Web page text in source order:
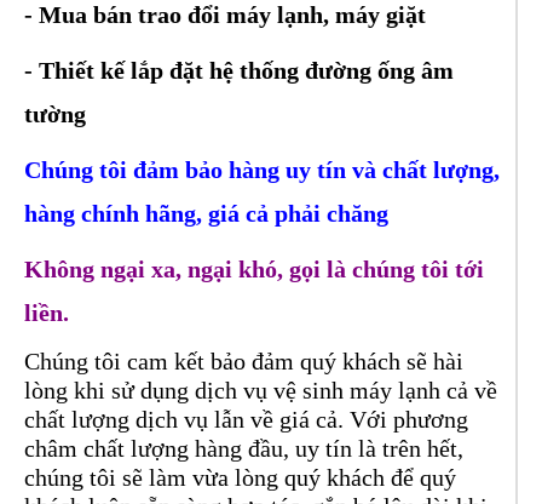
- Mua bán trao đổi máy lạnh, máy giặt
- Thiết kế lắp đặt hệ thống đường ống âm
tường
Chúng tôi đảm bảo hàng uy tín và chất lượng,
hàng chính hãng, giá cả phải chăng
Không ngại xa, ngại khó, gọi là chúng tôi tới
liền.
Chúng tôi cam kết bảo đảm quý khách sẽ hài
lòng khi sử dụng dịch vụ vệ sinh máy lạnh cả về
chất lượng dịch vụ lẫn về giá cả. Với phương
châm chất lượng hàng đầu, uy tín là trên hết,
chúng tôi sẽ làm vừa lòng quý khách để quý